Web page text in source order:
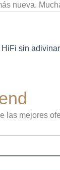
nueva.
sin adivinar
las mejores